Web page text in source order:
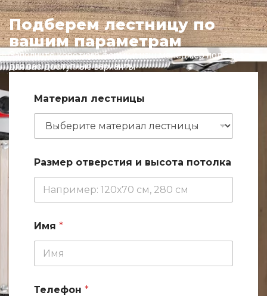
Подберем лестницу по
вашим параметрам
Заполните короткую форму и наш менеджер подберет
для вас доступные варианты
о
т
л
а
И
м
*
Материал лестницы
Размер отверстия и высота потолка
Имя *
Телефон *